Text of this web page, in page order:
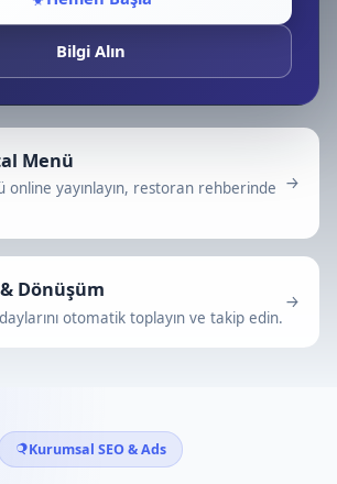
Bilgi Alın
Menü
online yayınlayın, restoran rehberinde
Dönüşüm
otomatik toplayın ve takip edin.
Kurumsal SEO & Ads